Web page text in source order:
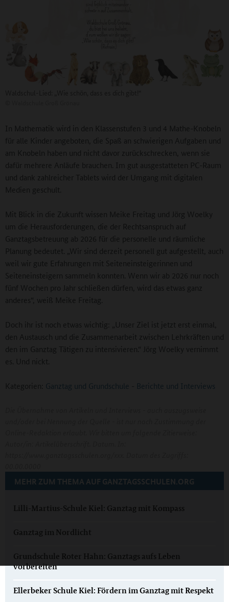
In Mathematik wird in den Klassenstufen 3 und 4 Mathe-Knobeln
für alle Kinder angeboten, die Spaß an schwierigen Aufgaben und
am Knobeln haben und nicht davor zurückschrecken, wenn sie
dafür mehrere Anläufe brauchen. Im gut ausgestatteten PC-Raum
und dank zahlreicher Tablets wird der Umgang mit digitalen
Medien geschult.
Mit Blick in die Zukunft wissen Meike Freitag und Jörg Woelky
um die Herausforderungen, die der Rechtsanspruch auf
Ganztagsbetreuung ab 2026 für die personelle und räumliche
Planung bedeutet. „Wir sind derzeit personell gut aufgestellt, auch
weil wir gute Erfahrungen mit Seiteneinsteigerinnen und
Seiteneinsteigern sammeln konnten. Wenn wir ab 2026 nur noch
fünf Wochen pro Jahr schließen dürfen, wird das etwas ganz
anderes“, weiß Meike Freitag.
Doch ihr ist noch etwas wichtig: „Unser Ziel ist jetzt erst einmal,
den Austausch und die Zusammenarbeit zwischen Lehrkräften und
den im Ganztag Tätigen zu intensivieren.“ Jörg Woelky vernimmt
es. Und nickt.
Kategorien: Ganztag und Grundschule - Berichte und Interviews
MEHR ZUM THEMA AUF GANZTAGSSCHULEN.ORG
Lilli-Martius-Schule Kiel: Ganztag mit Kompass
Ganztag im Nordlicht
Grundschule Roter Hahn: Ganztags aufs Leben
vorbereiten
Ellerbeker Schule Kiel: Fördern im Ganztag mit Respekt